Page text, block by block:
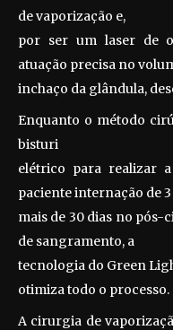
de vaporização e,
por ser um laser de
atuação precisa no
inchaço da glândula,
Enquanto o método
bisturi
elétrico para realizar
paciente internação de
mais de 30 dias no
de sangramento, a
tecnologia do Green
otimiza todo o processo.
A cirurgia de